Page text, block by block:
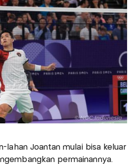
lahan Joantan mulai bisa keluar
permainannya.